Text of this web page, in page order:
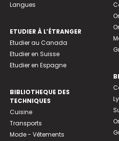
Langues
ETUDIER À L’ÉTRANGER
Etudier au Canada
Etudier en Suisse
Etudier en Espagne
BIBLIOTHEQUE DES
TECHNIQUES
Cuisine
Transports
Mode - Vêtements